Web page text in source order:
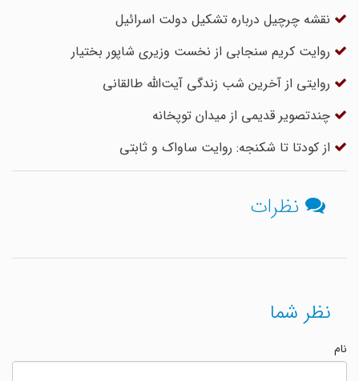
نقشه چرچیل درباره تشکیل دولت اسرائیل
روایت کریم سنجابی از نخست وزیری شاپور بختیار
روایتی از آخرین شب زندگی آیت‌الله طالقانی
چندتصویر قدیمی از میدان توپخانه
از کودتا تا شکنجه: روایت ساواک و ثابتی
نظرات
نظر شما